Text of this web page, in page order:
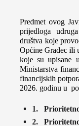
Predmet ovog
prijedloga
društva koje
Općine Gradec ili
koje su upisane
Ministarstva
financijskih
2026. godinu u
1.
2.